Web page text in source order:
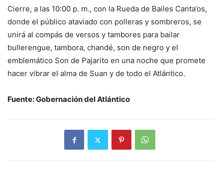
Cierre, a las 10:00 p. m., con la Rueda de Bailes Canta’os,
donde el público ataviado con polleras y sombreros, se
unirá al compás de versos y tambores para bailar
bullerengue, tambora, chandé, son de negro y el
emblemático Son de Pajarito en una noche que promete
hacer vibrar el alma de Suan y de todo el Atlántico.
Fuente: Gobernación del Atlántico